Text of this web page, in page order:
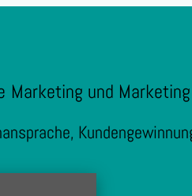
Marketing und